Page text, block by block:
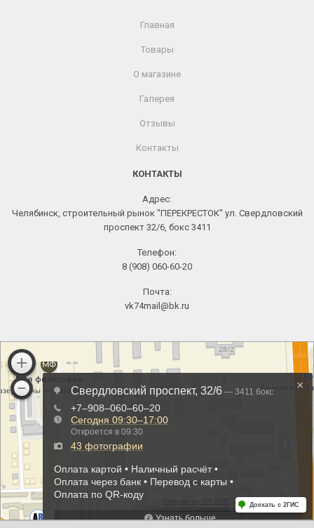
Главная
Товары
О магазине
Галерея
Отзывы
Контакты
КОНТАКТЫ
Адрес:
Челябинск, строительный рынок "ПЕРЕКРЕСТОК" ул. Свердловский
проспект 32/6, бокс 3411
Телефон:
8 (908) 060-60-20
Почта:
vk74mail@bk.ru